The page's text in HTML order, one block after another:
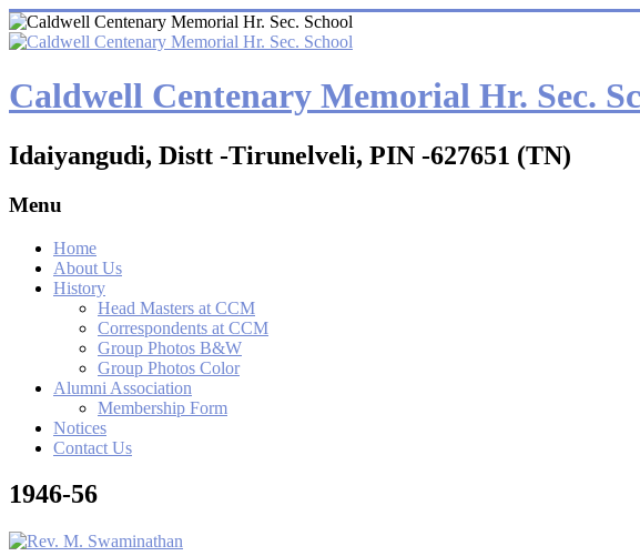
Caldwell Centenary Memorial Hr. Sec.
Idaiyangudi, Distt -Tirunelveli, PIN -627651 (TN)
Menu
Home
About Us
History
Head Masters at CCM
Correspondents at CCM
Group Photos B&W
Group Photos Color
Alumni Association
Membership Form
Notices
Contact Us
1946-56